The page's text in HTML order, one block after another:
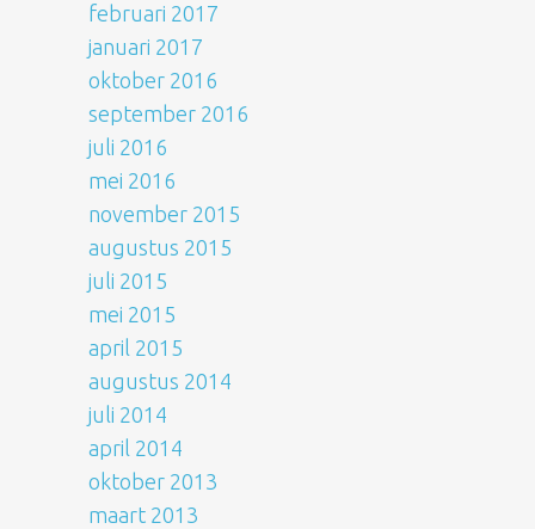
februari 2017
januari 2017
oktober 2016
september 2016
juli 2016
mei 2016
november 2015
augustus 2015
juli 2015
mei 2015
april 2015
augustus 2014
juli 2014
april 2014
oktober 2013
maart 2013